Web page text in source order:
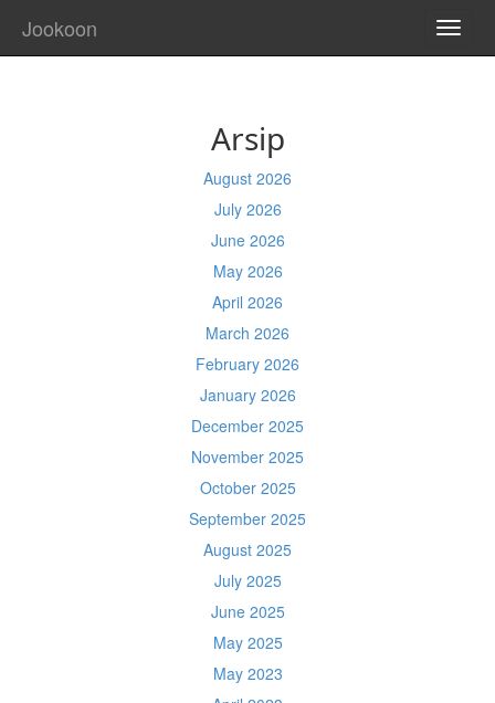
Jookoon
Arsip
August 2026
July 2026
June 2026
May 2026
April 2026
March 2026
February 2026
January 2026
December 2025
November 2025
October 2025
September 2025
August 2025
July 2025
June 2025
May 2025
May 2023